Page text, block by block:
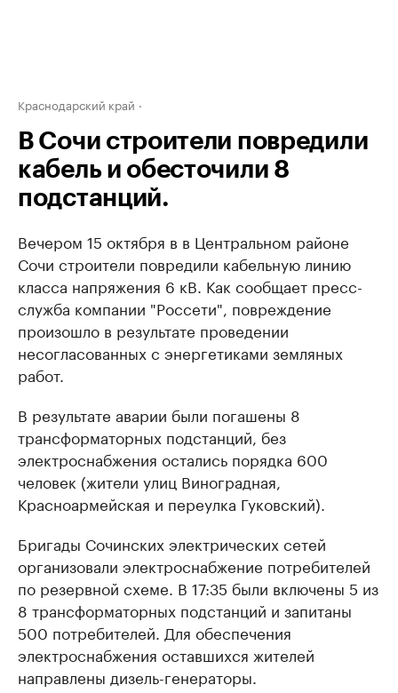
Краснодарский край
В Сочи строители повредили
кабель и обесточили 8
подстанций.
Вечером 15 октября в в Центральном районе
Сочи строители повредили кабельную линию
класса напряжения 6 кВ. Как сообщает пресс-
служба компании "Россети", повреждение
произошло в результате проведении
несогласованных с энергетиками земляных
работ.
В результате аварии были погашены 8
трансформаторных подстанций, без
электроснабжения остались порядка 600
человек (жители улиц Виноградная,
Красноармейская и переулка Гуковский).
Бригады Сочинских электрических сетей
организовали электроснабжение потребителей
по резервной схеме. В 17:35 были включены 5 из
8 трансформаторных подстанций и запитаны
500 потребителей. Для обеспечения
электроснабжения оставшихся жителей
направлены дизель-генераторы.